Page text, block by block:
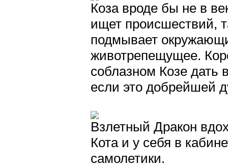
Коза вроде бы не в
ищет происшествий,
подмывает
животрепещущее.
соблазном Козе дать
если это добрейшей
Взлетный Дракон
Кота и у себя в
самолетики.